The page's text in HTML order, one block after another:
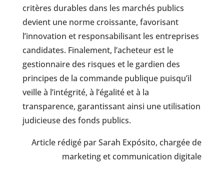
critères durables dans les marchés publics
devient une norme croissante, favorisant
l’innovation et responsabilisant les entreprises
candidates. Finalement, l’acheteur est le
gestionnaire des risques et le gardien des
principes de la commande publique puisqu’il
veille à l’intégrité, à l’égalité et à la
transparence, garantissant ainsi une utilisation
judicieuse des fonds publics.
Article rédigé par Sarah Expósito, chargée de
marketing et communication digitale